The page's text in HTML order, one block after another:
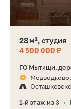
28 м², студия
4 500 000 ₽
ГО Мытищи,
Медведково,
1-й этаж из 3 •